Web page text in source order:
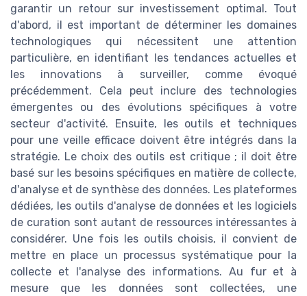
garantir un retour sur investissement optimal. Tout
d'abord, il est important de déterminer les domaines
technologiques qui nécessitent une attention
particulière, en identifiant les tendances actuelles et
les innovations à surveiller, comme évoqué
précédemment. Cela peut inclure des technologies
émergentes ou des évolutions spécifiques à votre
secteur d'activité. Ensuite, les outils et techniques
pour une veille efficace doivent être intégrés dans la
stratégie. Le choix des outils est critique ; il doit être
basé sur les besoins spécifiques en matière de collecte,
d'analyse et de synthèse des données. Les plateformes
dédiées, les outils d'analyse de données et les logiciels
de curation sont autant de ressources intéressantes à
considérer. Une fois les outils choisis, il convient de
mettre en place un processus systématique pour la
collecte et l'analyse des informations. Au fur et à
mesure que les données sont collectées, une